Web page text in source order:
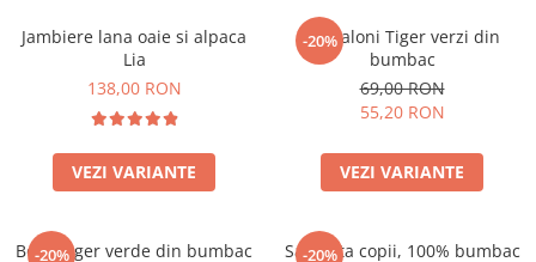
Jambiere lana oaie si alpaca
Lia
138,00 RON
VEZI VARIANTE
-20%
Pantaloni Tiger verzi din
bumbac
69,00 RON
55,20 RON
VEZI VARIANTE
-20%
Body Tiger verde din bumbac
-20%
Salopeta copii, 100% bumbac